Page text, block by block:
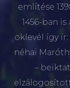
említése
1456-ban
oklevél így
néhai
–